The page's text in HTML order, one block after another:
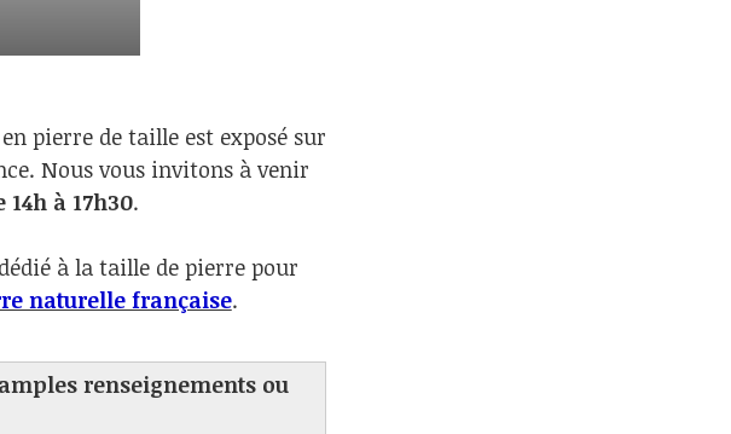
pierre de taille est exposé sur
Nous vous invitons à venir
à 17h30.
à la taille de pierre pour
naturelle française.
renseignements ou